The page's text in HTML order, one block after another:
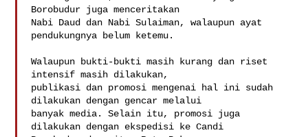
Borobudur juga menceritakan
Nabi Daud dan Nabi Sulaiman, walaupun ayat
pendukungnya belum ketemu.
Walaupun bukti-bukti masih kurang dan riset
intensif masih dilakukan,
publikasi dan promosi mengenai hal ini sudah
dilakukan dengan gencar melalui
banyak media. Selain itu, promosi juga
dilakukan dengan ekspedisi ke Candi